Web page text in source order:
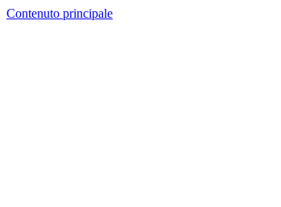
Contenuto principale